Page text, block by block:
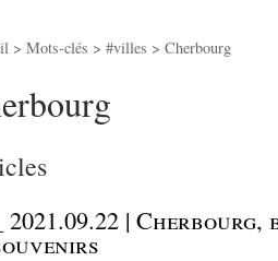
> Mots-clés > #villes > Cherbourg
2021.09.22 |